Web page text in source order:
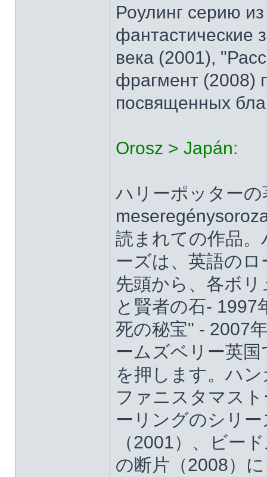
Роулинг серию
фантастические
века (2001),
фрагмент (2008)
посвященных
Orosz > Japán:
ハリーポッター
読まれての作品
ーズは、英語の
先頭から、各ボ
と賢者の石- 1997
死の秘宝" - 2007
ームズベリー英
を押します。ハ
ファニスタマス
ーリングのシリ
（2001）、ビー
の断片（2008）